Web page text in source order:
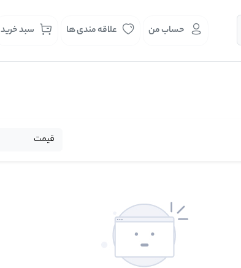
حساب من علاقه مندی ها سبد خرید
قیمت